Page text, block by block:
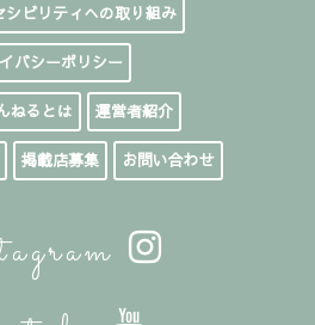
シビリティへの取り組み
バシーポリシー
ねるとは 運営者紹介
掲載店募集 お問い合わせ